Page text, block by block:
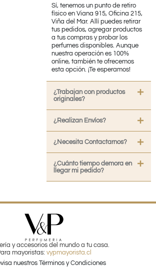
Sí, tenemos un punto de retiro
físico en Viana 915, Oficina 215,
Viña del Mar. Allí puedes retirar
tus pedidos, agregar productos
a tus compras y probar los
perfumes disponibles. Aunque
nuestra operación es 100%
online, también te ofrecemos
esta opción. ¡Te esperamos!
¿Trabajan con productos
originales?
¿Realizan Envíos?
¿Necesita Contactarnos?
¿Cuánto tiempo demora en
llegar mi pedido?
y accesorios del mundo a tu casa.
mayoristas: vypmayorista.cl
nuestros Términos y Condiciones